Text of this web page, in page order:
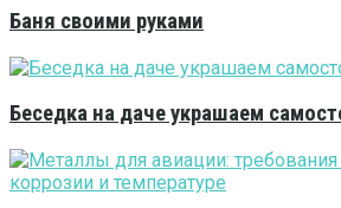
Баня своими руками
Беседка на даче украшаем